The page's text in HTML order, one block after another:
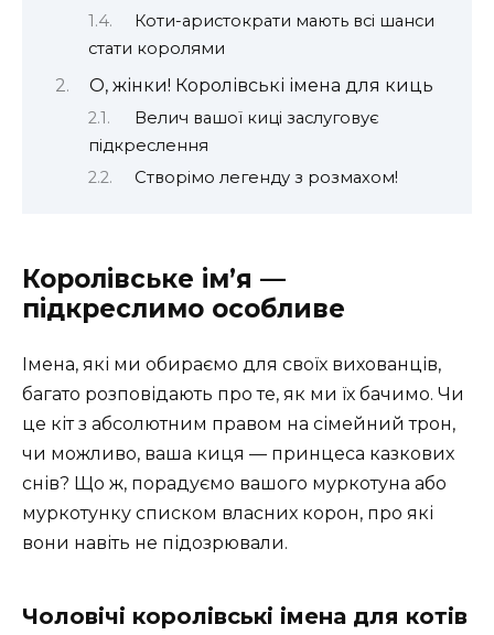
Коти-аристократи мають всі шанси
стати королями
О, жінки! Королівські імена для киць
Велич вашої киці заслуговує
підкреслення
Створімо легенду з розмахом!
Королівське ім’я —
підкреслимо особливе
Імена, які ми обираємо для своїх вихованців,
багато розповідають про те, як ми їх бачимо. Чи
це кіт з абсолютним правом на сімейний трон,
чи можливо, ваша киця — принцеса казкових
снів? Що ж, порадуємо вашого муркотуна або
муркотунку списком власних корон, про які
вони навіть не підозрювали.
Чоловічі королівські імена для котів